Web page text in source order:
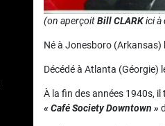
(on aperçoitBill CLARKici à
Né à Jonesboro (Arkansas)
Décédé à Atlanta (Géorgie)
À la fin des années 1940s,
« Café Society Downtown »